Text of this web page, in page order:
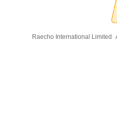
Raecho International Limited